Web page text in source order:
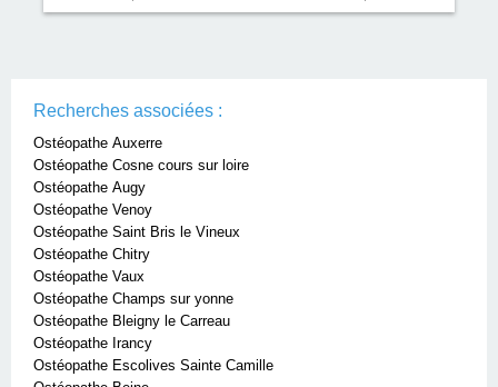
Recherches associées :
Ostéopathe Auxerre
Ostéopathe Cosne cours sur loire
Ostéopathe Augy
Ostéopathe Venoy
Ostéopathe Saint Bris le Vineux
Ostéopathe Chitry
Ostéopathe Vaux
Ostéopathe Champs sur yonne
Ostéopathe Bleigny le Carreau
Ostéopathe Irancy
Ostéopathe Escolives Sainte Camille